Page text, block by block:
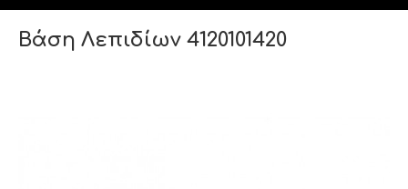
Βάση Λεπιδίων 4120101420